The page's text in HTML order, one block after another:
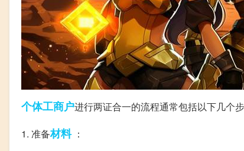
个体工商户进行两证合一的流程通常包括以下几个步
1. 准备材料：